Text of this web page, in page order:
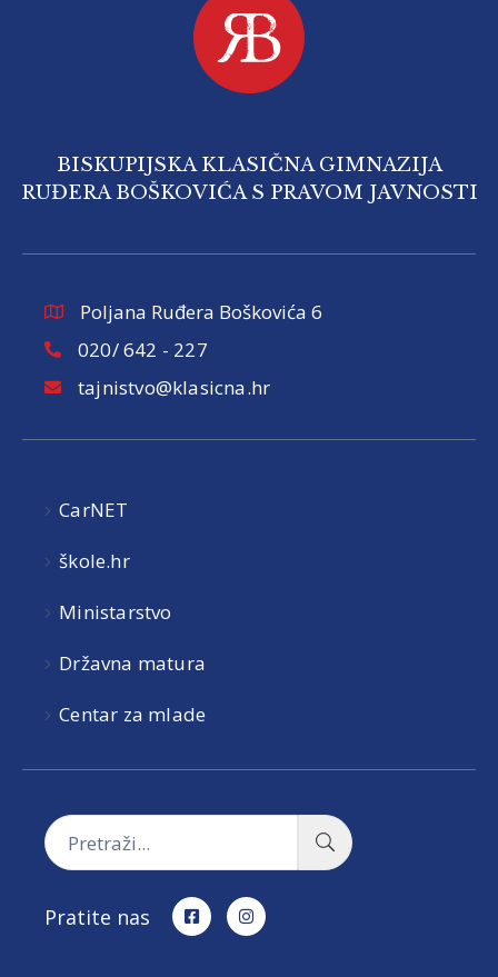
BISKUPIJSKA KLASIČNA GIMNAZIJA
RUĐERA BOŠKOVIĆA S PRAVOM JAVNOSTI
Poljana Ruđera Boškovića 6
020/ 642 - 227
tajnistvo@klasicna.hr
CarNET
škole.hr
Ministarstvo
Državna matura
Centar za mlade
Pratite nas